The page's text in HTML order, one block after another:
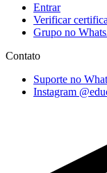
Entrar
Verificar
Grupo no
Contato
Suporte no
Instagram